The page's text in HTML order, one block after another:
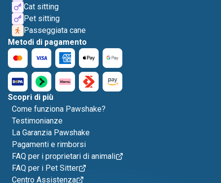
Cat sitting
Pet sitting
Passeggiata cane
Metodi di pagamento
Scopri di più
Come funziona Pawshake?
Testimonianze
La Garanzia Pawshake
Pagamenti e rimborsi
FAQ per i proprietari di animali
FAQ per i Pet Sitter
Centro Assistenza